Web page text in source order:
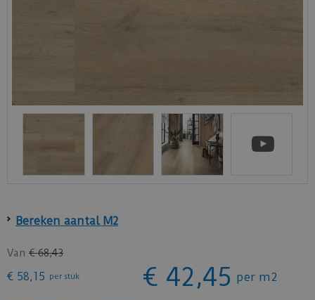
Bereken aantal M2
Van € 68,43
€ 58,15 per stuk € 42,45 per m2